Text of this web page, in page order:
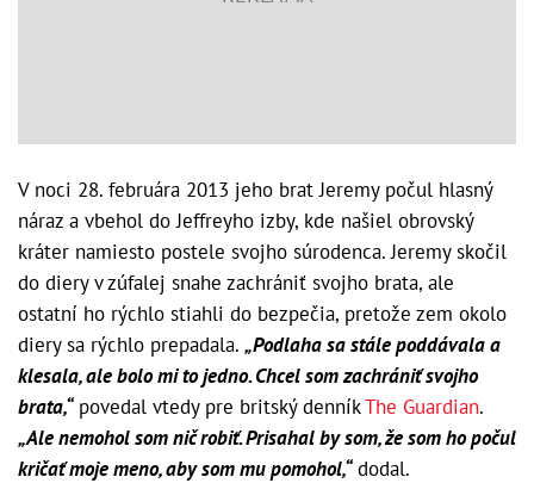
V noci 28. februára 2013 jeho brat Jeremy počul hlasný
náraz a vbehol do Jeffreyho izby, kde našiel obrovský
kráter namiesto postele svojho súrodenca. Jeremy skočil
do diery v zúfalej snahe zachrániť svojho brata, ale
ostatní ho rýchlo stiahli do bezpečia, pretože zem okolo
diery sa rýchlo prepadala. „Podlaha sa stále poddávala a
klesala, ale bolo mi to jedno. Chcel som zachrániť svojho
brata,“povedal vtedy pre britský denníkThe Guardian.
„Ale nemohol som nič robiť. Prisahal by som, že som ho počul
kričať moje meno, aby som mu pomohol,“dodal.